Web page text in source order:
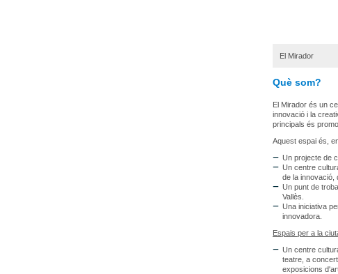
El Mirador
Què som?
El Mirador és un
innovació i la
principals és
Aquest espai és,
Un projecte de
Un centre
de la innovació,
Un punt de
Vallès.
Una iniciativa
innovadora.
Espais per a la
Un centre
teatre, a
exposicions